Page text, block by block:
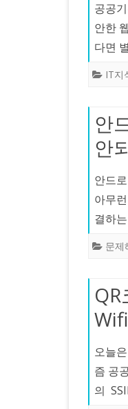
공공
안한
다면
IT지
안
안
안드
아무
결하
문제
오늘
즘 공
의